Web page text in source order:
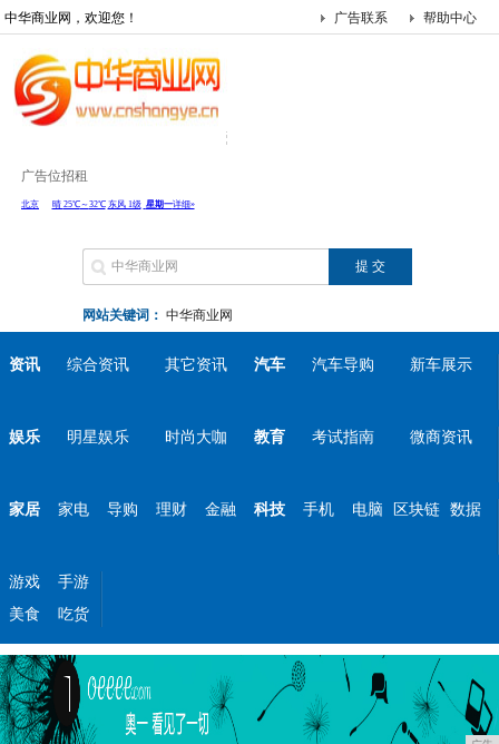
中华商业网，欢迎您！ 帮助中心
广告联系
广告位招租
网站关键词： 中华商业网
资讯 综合资讯 其它资讯 汽车 汽车导购 新车展示
娱乐 明星娱乐 时尚大咖 教育 考试指南 微商资讯
家居 家电 导购 理财 金融 科技 手机 电脑 区块链 数据
游戏
手游
美食
吃货